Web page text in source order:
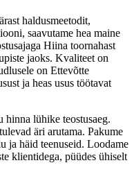
haldusmeetodit,
saavutame hea maine
Hiina toornahast
jaoks. Kvaliteet on
on Ettevõtte
ja heas usus töötavat
hinna lühike teostusaeg.
äri arutama. Pakume
ja häid teenuseid. Loodame
klientidega, püüdes ühiselt